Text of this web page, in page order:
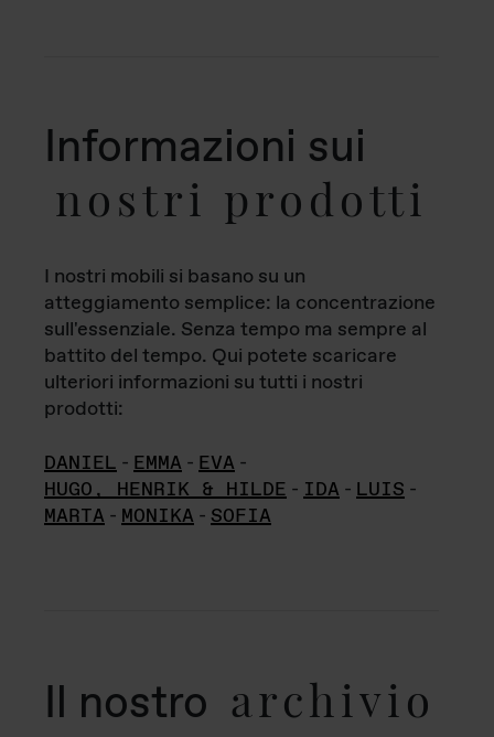
Informazioni sui
nostri prodotti
I nostri mobili si basano su un
atteggiamento semplice: la concentrazione
sull'essenziale. Senza tempo ma sempre al
battito del tempo. Qui potete scaricare
ulteriori informazioni su tutti i nostri
prodotti:
DANIEL - EMMA - EVA -
HUGO, HENRIK & HILDE - IDA - LUIS -
MARTA - MONIKA - SOFIA
Il nostro archivio